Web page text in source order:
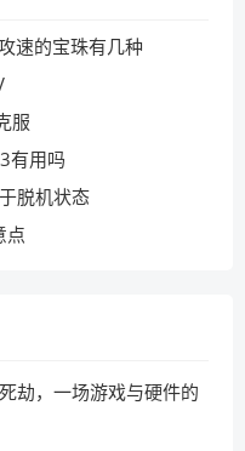
速的宝珠有几种
服
有用吗
脱机状态
点
劫，一场游戏与硬件的